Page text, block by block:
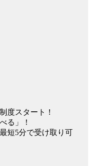
度スタート！
る」！
短5分で受け取り可